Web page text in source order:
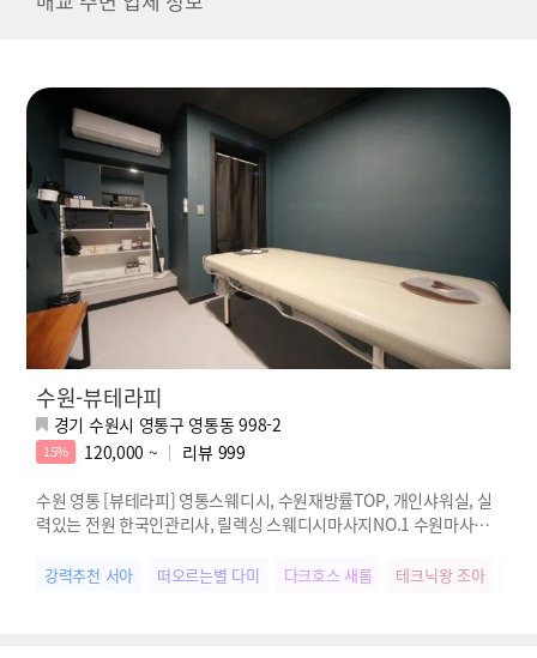
수원-뷰테라피
경기 수원시 영통구 영통동 998-2
15% 120,000 ~ 리뷰 999
수원 영통 [뷰테라피] 영통스웨디시, 수원재방률TOP, 개인샤워실, 실
력있는 전원 한국인관리사, 릴렉싱 스웨디시마사지NO.1 수원마사지1
강력추천 서아 떠오르는별 다미 다크호스 새롬 테크닉왕 조아